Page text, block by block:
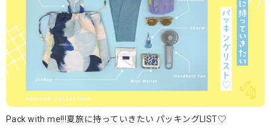
Pack with me!!!夏旅に持っていきたい パッキングLIST♡